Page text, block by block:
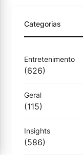
Categorias
Entretenimento
(626)
Geral
(115)
Insights
(586)